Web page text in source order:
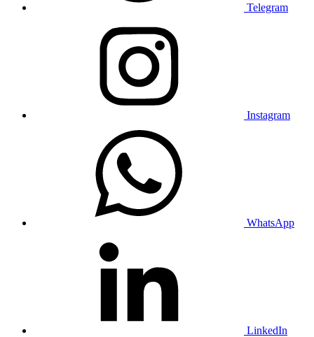
Telegram
Instagram
WhatsApp
LinkedIn